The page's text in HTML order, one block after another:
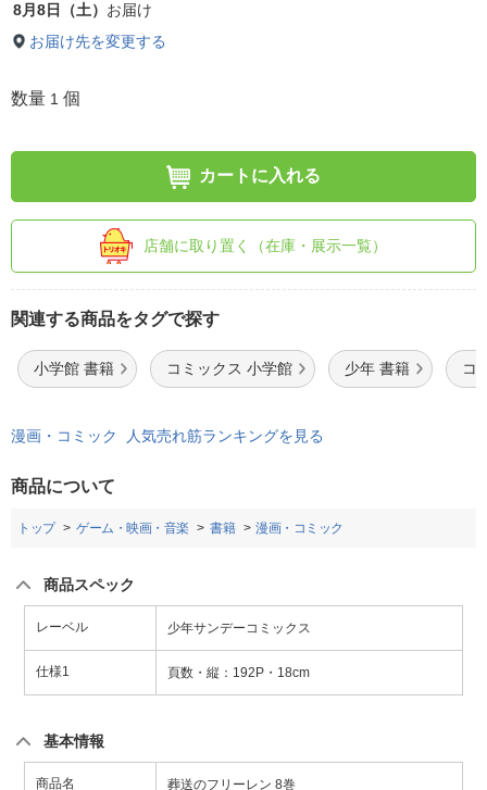
8月8日（土） お届け
お届け先を変更する
数量 1 個
カートに入れる
店舗に取り置く（在庫・展示一覧）
関連する商品をタグで探す
小学館 書籍 コミックス 小学館 少年 書籍 コ
漫画・コミック 人気売れ筋ランキングを見る
商品について
トップ ゲーム・映画・音楽 書籍 漫画・コミック
商品スペック
レーベル 少年サンデーコミックス
仕様1 頁数・縦：192P・18cm
基本情報
商品名 葬送のフリーレン 8巻